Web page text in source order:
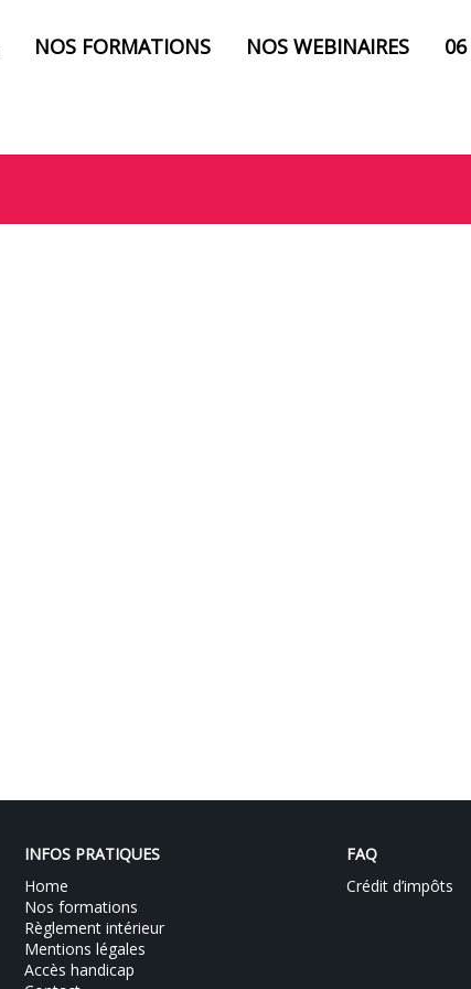
NOS FORMATIONS NOS WEBINAIRES
INFOS PRATIQUES
Home
Nos formations
Règlement intérieur
Mentions légales
Accès handicap
FAQ
Crédit d’impôts